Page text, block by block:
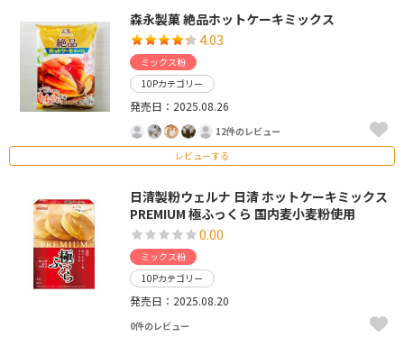
森永製菓 絶品ホットケーキミックス
4.03
ミックス粉
10Pカテゴリー
発売日：2025.08.26
12件のレビュー
レビューする
日清製粉ウェルナ 日清 ホットケーキミックス
PREMIUM 極ふっくら 国内麦小麦粉使用
0.00
ミックス粉
10Pカテゴリー
発売日：2025.08.20
0件のレビュー